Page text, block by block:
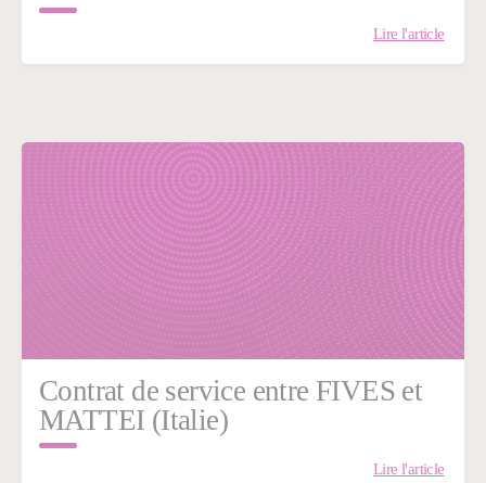
Lire l'article
Contrat de service entre FIVES et
MATTEI (Italie)
Lire l'article